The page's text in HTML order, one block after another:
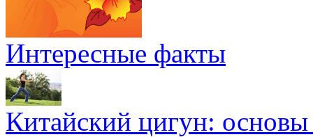
Интересные факты
Китайский цигун: